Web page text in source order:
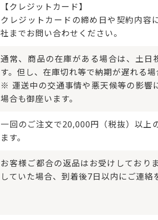
【クレジットカード】
クレジットカードの締め日や契約内容
社までお問い合わせください。
通常、商品の在庫がある場合は、土日
す。但し、在庫切れ等で納期が遅れる場
※ 運送中の交通事情や悪天候等の影響
場合も御座います。
一回のご注文で20,000円（税抜）以上
ます。
お客様ご都合の返品はお受けしており
していた場合、到着後7日以内にご連絡